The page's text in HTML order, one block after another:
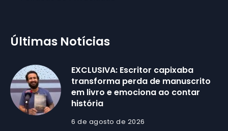
Últimas Notícias
EXCLUSIVA: Escritor capixaba
transforma perda de manuscrito
em livro e emociona ao contar
história
6 de agosto de 2026